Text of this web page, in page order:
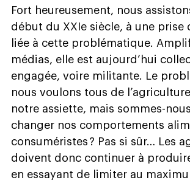
Fort heureusement, nous
début du XXIe siècle, à une prise
liée à cette problématique.
médias, elle est aujourd’hui
engagée, voire militante. Le
nous voulons tous de
notre assiette, mais sommes-
changer nos comportements
consuméristes ? Pas si sûr… Les
doivent donc continuer à
en essayant de limiter au